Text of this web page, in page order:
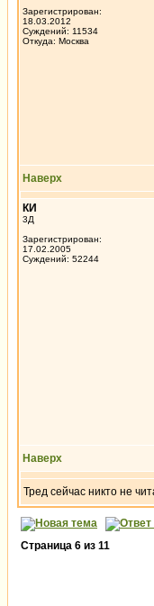
Зарегистрирован:
18.03.2012
Суждений: 11534
Откуда: Москва
Наверх
КИ
3Д
Зарегистрирован:
17.02.2005
Суждений: 52244
Наверх
Тред сейчас никто не
Страница 6 из 11